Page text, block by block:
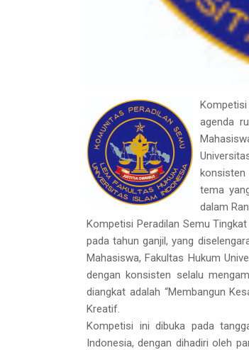
agenda
konsisten
tema
dalam
Kompetisi Peradilan Semu
pada tahun ganjil, yang
Mahasiswa, Fakultas Hukum
dengan konsisten selalu
diangkat adalah “Membangun
Kreatif.
Kompetisi ini dibuka pada
Indonesia, dengan dihadiri oleh